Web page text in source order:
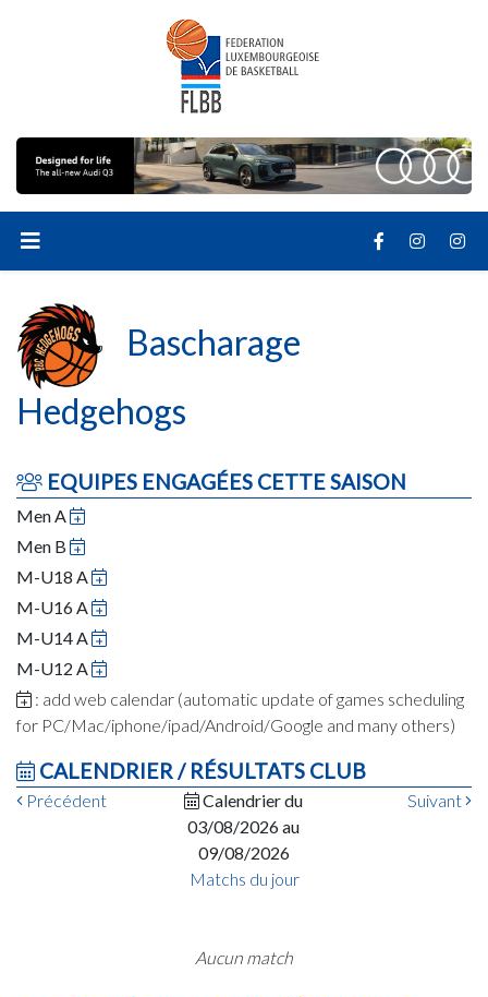
Bascharage
Hedgehogs
EQUIPES ENGAGÉES CETTE SAISON
Men A
Men B
M-U18 A
M-U16 A
M-U14 A
M-U12 A
: add web calendar (automatic update of games scheduling
for PC/Mac/iphone/ipad/Android/Google and many others)
CALENDRIER / RÉSULTATS CLUB
Précédent
Calendrier du
03/08/2026 au
09/08/2026
Suivant
Matchs du jour
Aucun match